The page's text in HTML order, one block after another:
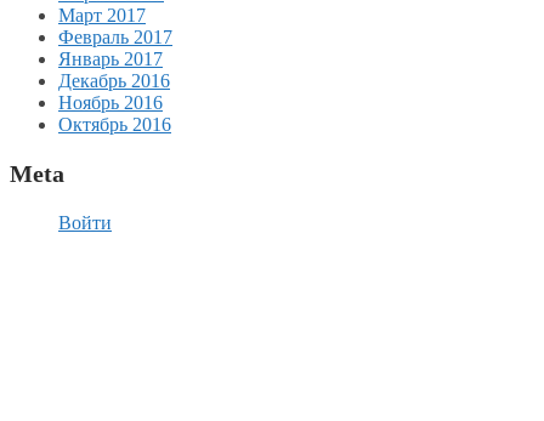
Март 2017
Февраль 2017
Январь 2017
Декабрь 2016
Ноябрь 2016
Октябрь 2016
Meta
Войти